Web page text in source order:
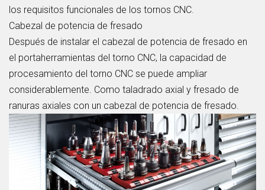
los requisitos funcionales de los tornos CNC.
Cabezal de potencia de fresado
Después de instalar el cabezal de potencia de fresado en
el portaherramientas del torno CNC, la capacidad de
procesamiento del torno CNC se puede ampliar
considerablemente. Como taladrado axial y fresado de
ranuras axiales con un cabezal de potencia de fresado.